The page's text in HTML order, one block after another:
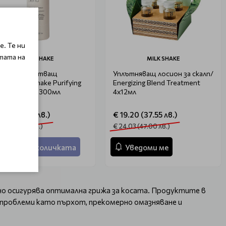
MILK SHAKE
MilkShake Purifying
Shampoo 300мл
(31.20 лв.)
(39.00 лв.)
Добави в количката
MILK SHAKE
Уплътняващ лосион за скалп/
Energizing Blend Treatment
4х12мл
€ 19.20 (37.55 лв.)
€ 24.03 (47.00 лв.)
Уведоми ме
осигурява оптимална грижа за косата. Продуктите в
като пърхот, прекомерно омазняване и
Те ни
на